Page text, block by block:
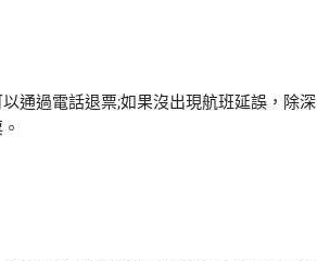
通過電話退票;如果沒出現航班延誤，除深